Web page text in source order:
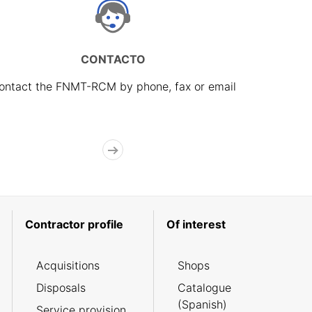
CONTACTO
the FNMT-RCM by phone, fax or email
Contractor profile
Acquisitions
Disposals
Of interest
Shops
Catalogue
(Spanish)